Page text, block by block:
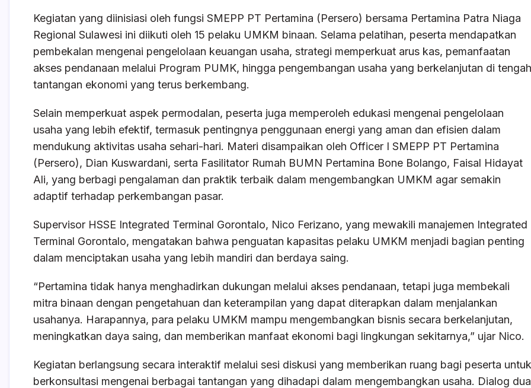
k
Kegiatan yang diinisiasi oleh fungsi SMEPP PT Pertamina (Persero) bersama Pertamina Patra Niaga
Regional Sulawesi ini diikuti oleh 15 pelaku UMKM binaan. Selama pelatihan, peserta mendapatkan
pembekalan mengenai pengelolaan keuangan usaha, strategi memperkuat arus kas, pemanfaatan
akses pendanaan melalui Program PUMK, hingga pengembangan usaha yang berkelanjutan di tengah
tantangan ekonomi yang terus berkembang.
Selain memperkuat aspek permodalan, peserta juga memperoleh edukasi mengenai pengelolaan
usaha yang lebih efektif, termasuk pentingnya penggunaan energi yang aman dan efisien dalam
mendukung aktivitas usaha sehari-hari. Materi disampaikan oleh Officer I SMEPP PT Pertamina
(Persero), Dian Kuswardani, serta Fasilitator Rumah BUMN Pertamina Bone Bolango, Faisal Hidayat
Ali, yang berbagi pengalaman dan praktik terbaik dalam mengembangkan UMKM agar semakin
adaptif terhadap perkembangan pasar.
Supervisor HSSE Integrated Terminal Gorontalo, Nico Ferizano, yang mewakili manajemen Integrated
Terminal Gorontalo, mengatakan bahwa penguatan kapasitas pelaku UMKM menjadi bagian penting
dalam menciptakan usaha yang lebih mandiri dan berdaya saing.
“Pertamina tidak hanya menghadirkan dukungan melalui akses pendanaan, tetapi juga membekali
mitra binaan dengan pengetahuan dan keterampilan yang dapat diterapkan dalam menjalankan
usahanya. Harapannya, para pelaku UMKM mampu mengembangkan bisnis secara berkelanjutan,
meningkatkan daya saing, dan memberikan manfaat ekonomi bagi lingkungan sekitarnya,” ujar Nico.
Kegiatan berlangsung secara interaktif melalui sesi diskusi yang memberikan ruang bagi peserta untuk
berkonsultasi mengenai berbagai tantangan yang dihadapi dalam mengembangkan usaha. Dialog dua